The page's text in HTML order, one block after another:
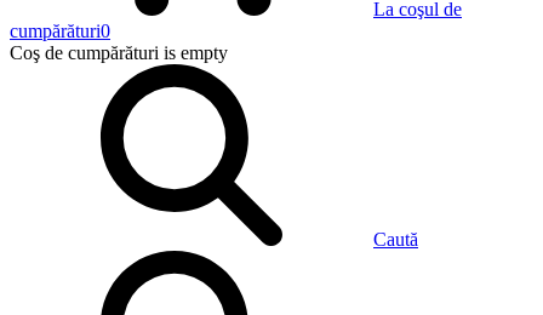
La coşul de
cumpărături0
Coş de cumpărături is empty
Caută